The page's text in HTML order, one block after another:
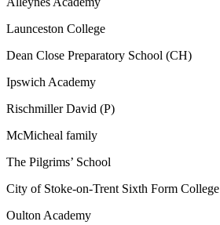
Launceston College
Dean Close Preparatory School (CH)
Ipswich Academy
Rischmiller David (P)
McMicheal family
The Pilgrims’ School
City of Stoke-on-Trent Sixth Form College
Oulton Academy